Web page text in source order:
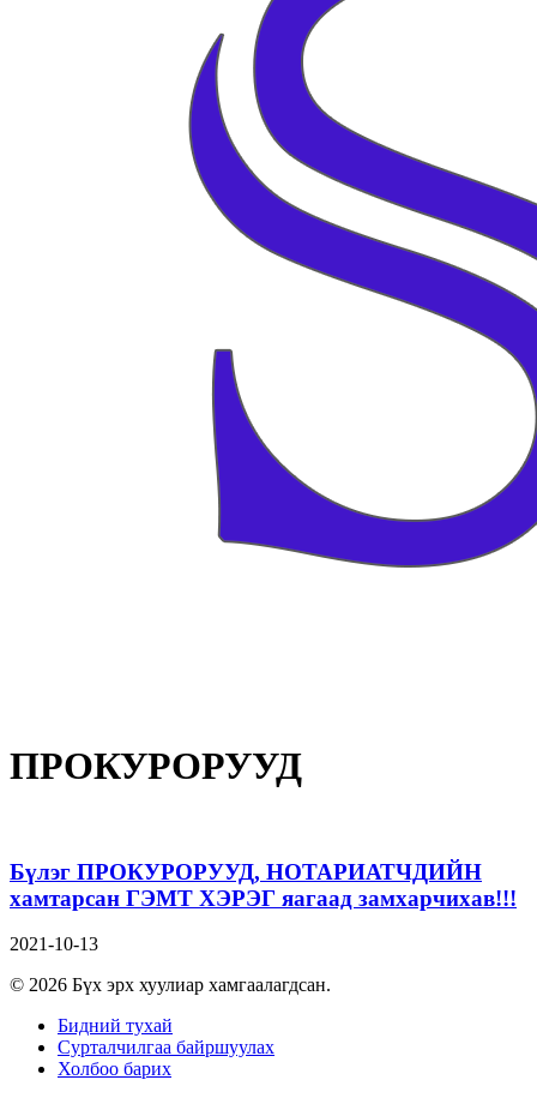
ПРОКУРОРУУД
Бүлэг ПРОКУРОРУУД, НОТАРИАТЧДИЙН
хамтарсан ГЭМТ ХЭРЭГ яагаад замхарчихав!!!
2021-10-13
© 2026 Бүх эрх хуулиар хамгаалагдсан.
Бидний тухай
Сурталчилгаа байршуулах
Холбоо барих